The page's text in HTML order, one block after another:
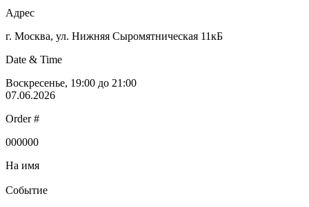
Адрес
г. Москва, ул. Нижняя Сыромятническая 11кБ
Date & Time
Воскресенье, 19:00 до 21:00
07.06.2026
Order #
000000
На имя
Событие